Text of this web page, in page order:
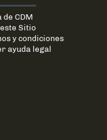
de CDM
Sitio
y condiciones
ayuda legal